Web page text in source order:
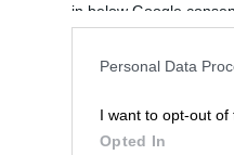
in below Google
Personal Data
I want to opt-out of
Opted In